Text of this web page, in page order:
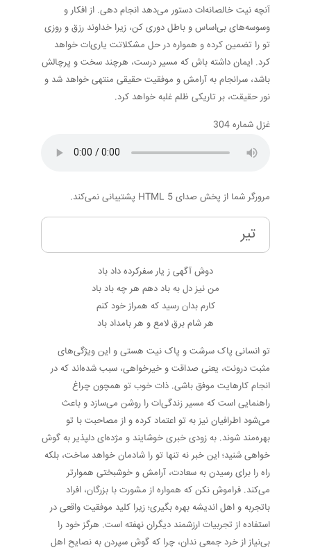
آنچه نیت خالصانه‌ات دستور می‌دهد انجام دهی. از افکار و
وسوسه‌های بی‌اساس و باطل دوری کن، زیرا خداوند رزق و روزی
تو را تضمین کرده و همواره در حل مشکلاتت یاری‌ات خواهد
کرد. ایمان داشته باش که مسیر درست، هرچند سخت و پرچالش
باشد، سرانجام به آرامش و موفقیت حقیقی منتهی خواهد شد و
نور حقیقت، بر تاریکی ظلم غلبه خواهد کرد.
غزل شماره 304
مرورگر شما از پخش صدای HTML 5 پشتیبانی نمی‌کند.
تیر
دوش آگهی ز یار سفرکرده داد باد
من نیز دل به باد دهم هر چه باد باد
کارم بدان رسید که همراز خود کنم
هر شام برق لامع و هر بامداد باد
تو انسانی پاک سرشت و پاک نیت هستی و این ویژگی‌های
مثبت درونت، یعنی صداقت و خیرخواهی، سبب شده‌اند که در
انجام کارهایت موفق باشی. ذات خوب تو همچون چراغ
راهنمایی است که مسیر زندگی‌ات را روشن می‌سازد و باعث
می‌شود اطرافیان نیز به تو اعتماد کرده و از مصاحبت با تو
بهره‌مند شوند. به زودی خبری خوشایند و مژده‌ای دلپذیر به گوش
خواهی شنید؛ این خبر نه تنها تو را شادمان خواهد ساخت، بلکه
راه را برای رسیدن به سعادت، آرامش و خوشبختی هموارتر
می‌کند. فراموش نکن که همواره از مشورت با بزرگان، افراد
باتجربه و اهل اندیشه بهره بگیری؛ زیرا کلید موفقیت واقعی در
استفاده از تجربیات ارزشمند دیگران نهفته است. هرگز خود را
بی‌نیاز از خرد جمعی ندان، چرا که گوش سپردن به نصایح اهل